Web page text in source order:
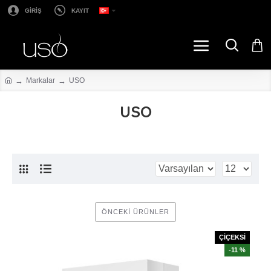
GİRİŞ KAYIT
Markalar USO
USO
ÖNCEKI ÜRÜNLER
ÇİÇEKSİ
-11 %